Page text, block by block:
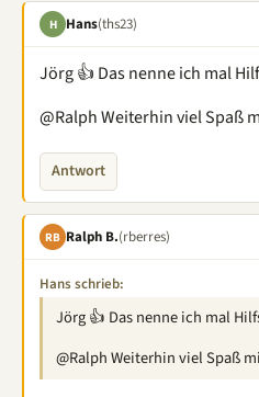
H Hans(ths23)
Jörg 👍 Das nenne ich mal
@Ralph Weiterhin viel Spaß
Antwort
RB Ralph B.(rberres)
Hans schrieb:
Jörg 👍 Das nenne ich mal
@Ralph Weiterhin viel Spaß